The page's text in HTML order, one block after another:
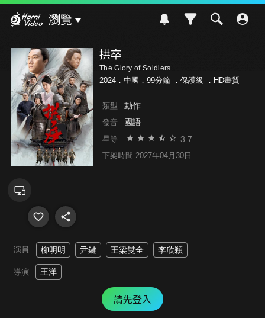
瀏覽
拱卒
The Glory of Soldiers
2024．中國．99分鐘 ． 保護級 ．HD畫質
類型 動作
發音 國語
星等 3.7
下架時間 2027年04月30日
演員 柳明明 尹鍵 王梁雙全 李欣穎
導演 王洋
請先登入